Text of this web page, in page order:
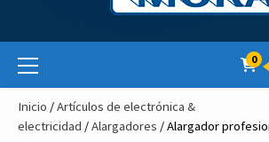
Primary
Menu
0
Inicio /Artículos de electrónica &
electricidad /Alargadores / Alargador